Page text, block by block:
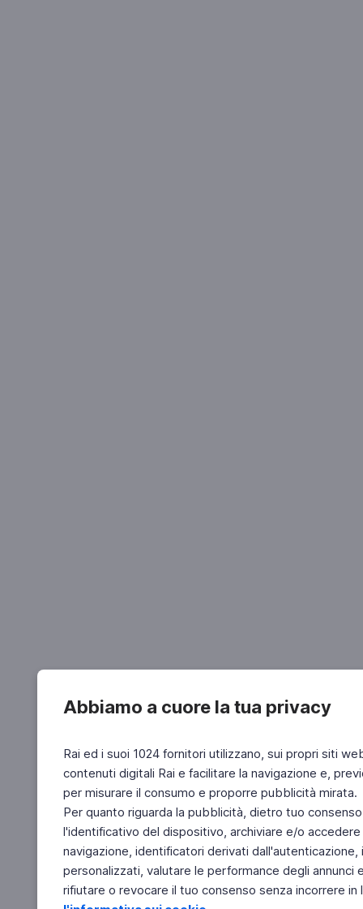
Abbiamo a cuore la tua privacy
Rai ed i suoi 1024 fornitori utilizzano, sui propri siti
contenuti digitali Rai e facilitare la navigazione e,
per misurare il consumo e proporre pubblicità mirata.
Per quanto riguarda la pubblicità, dietro tuo
l'identificativo del dispositivo, archiviare e/o
navigazione, identificatori derivati
personalizzati, valutare le performance degli
rifiutare o revocare il tuo consenso senza incorrere